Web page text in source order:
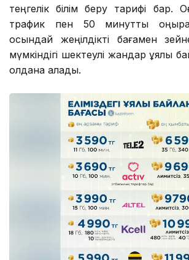
теңгелік білім беру тарифі бар.
трафик пен 50 минуттық
осындай жеңілдікті бағамен
мүмкіндігі шектеулі жандар ұялы
қолдана алады.